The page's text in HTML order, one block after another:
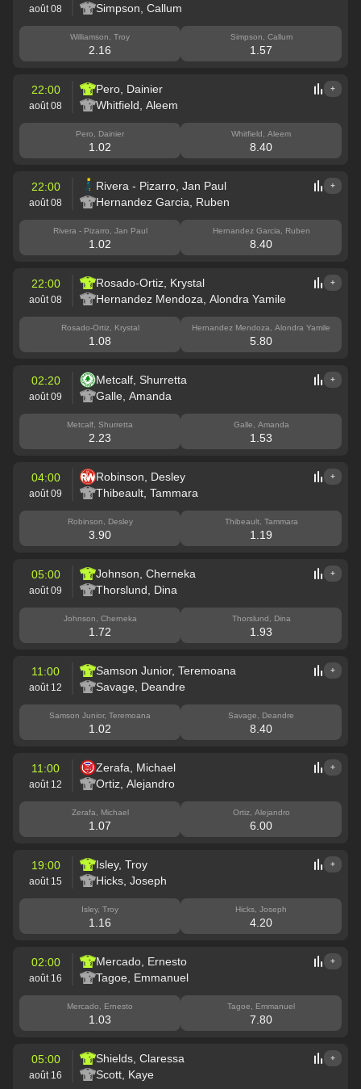
août 08
Simpson, Callum
Williamson, Troy
2.16
Simpson, Callum
1.57
22:00
août 08
Pero, Dainier
Whitfield, Aleem
+
Pero, Dainier
1.02
Whitfield, Aleem
8.40
22:00
août 08
Rivera - Pizarro, Jan Paul
Hernandez Garcia, Ruben
+
Rivera - Pizarro, Jan Paul
1.02
Hernandez Garcia, Ruben
8.40
22:00
août 08
Rosado-Ortiz, Krystal
Hernandez Mendoza, Alondra Yamile
+
Rosado-Ortiz, Krystal
1.08
Hernandez Mendoza, Alondra Yamile
5.80
02:20
août 09
Metcalf, Shurretta
Galle, Amanda
+
Metcalf, Shurretta
2.23
Galle, Amanda
1.53
04:00
août 09
Robinson, Desley
Thibeault, Tammara
+
Robinson, Desley
3.90
Thibeault, Tammara
1.19
05:00
août 09
Johnson, Cherneka
Thorslund, Dina
+
Johnson, Cherneka
1.72
Thorslund, Dina
1.93
11:00
août 12
Samson Junior, Teremoana
Savage, Deandre
+
Samson Junior, Teremoana
1.02
Savage, Deandre
8.40
11:00
août 12
Zerafa, Michael
Ortiz, Alejandro
+
Zerafa, Michael
1.07
Ortiz, Alejandro
6.00
19:00
août 15
Isley, Troy
Hicks, Joseph
+
Isley, Troy
1.16
Hicks, Joseph
4.20
02:00
août 16
Mercado, Ernesto
Tagoe, Emmanuel
+
Mercado, Ernesto
1.03
Tagoe, Emmanuel
7.80
05:00
août 16
Shields, Claressa
Scott, Kaye
+